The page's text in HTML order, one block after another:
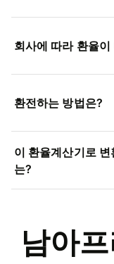
회사에 따라 환율이
환전하는 방법은?
이 환율계산기로
는?
남아